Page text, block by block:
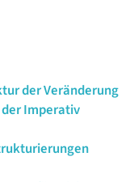
der Veränderung
der Imperativ